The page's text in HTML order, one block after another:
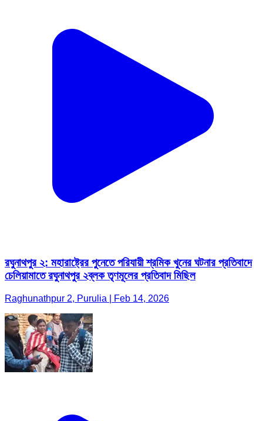
রঘুনাথপুর ২: মহারাষ্ট্রের পুনেতে পরিযায়ী শ্রমিক খুনের ঘটনার প্রতিবাদে
চেলিয়ামাতে রঘুনাথপুর ২ব্লক তৃণমূলের প্রতিবাদ মিছিল
Raghunathpur 2, Purulia | Feb 14, 2026